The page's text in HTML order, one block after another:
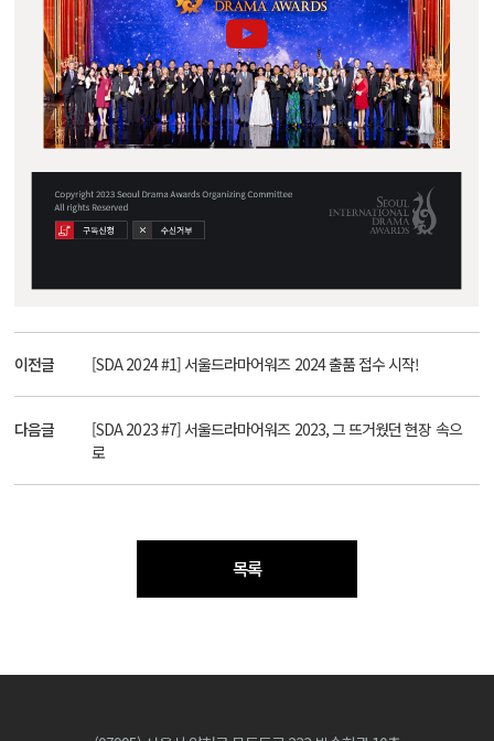
이전글 [SDA 2024 #1] 서울드라마어워즈 2024 출품 접수 시작!
다음글
[SDA 2023 #7] 서울드라마어워즈 2023, 그 뜨거웠던 현장 속으
로
목록